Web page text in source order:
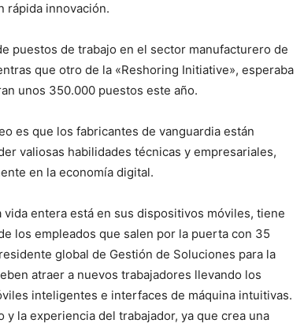
rápida innovación.
puestos de trabajo en el sector manufacturero de
que otro de la «Reshoring Initiative», esperaba
unos 350.000 puestos este año.
es que los fabricantes de vanguardia están
valiosas habilidades técnicas y empresariales,
en la economía digital.
entera está en sus dispositivos móviles, tiene
los empleados que salen por la puerta con 35
global de Gestión de Soluciones para la
atraer a nuevos trabajadores llevando los
inteligentes e interfaces de máquina intuitivas.
la experiencia del trabajador, ya que crea una